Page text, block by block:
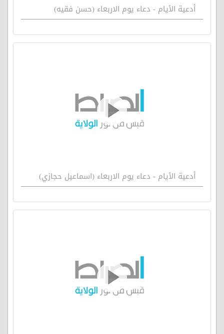
أدعية الأيام - دعاء يوم الاربعاء (حسن فقيه)
أدعية الأيام - دعاء يوم الاربعاء (اسماعيل حجازي)